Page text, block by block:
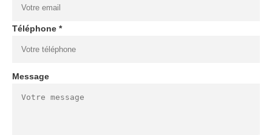
Téléphone *
Message